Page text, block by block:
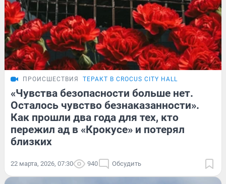
ПРОИСШЕСТВИЯ ТЕРАКТ В CROCUS CITY HALL
«Чувства безопасности больше нет.
Осталось чувство безнаказанности».
Как прошли два года для тех, кто
пережил ад в «Крокусе» и потерял
близких
22 марта, 2026, 07:30 940 Обсудить